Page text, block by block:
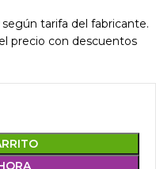
tarifa del fabricante.
precio con descuentos